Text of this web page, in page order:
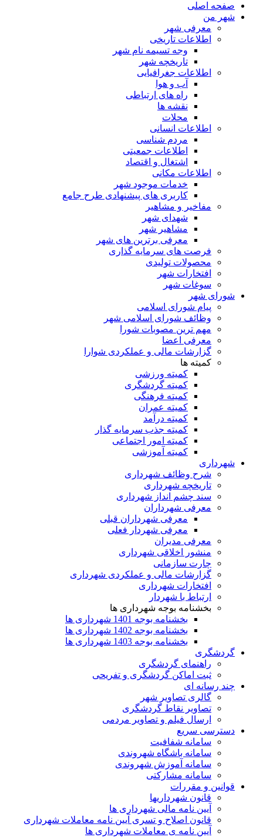
صفحه اصلی
شهر من
معرفی شهر
اطلاعات تاریخی
وجه تسیمه نام شهر
تاریخچه شهر
اطلاعات جغرافیایی
آب و هوا
راه های ارتباطی
نقشه ها
محلات
اطلاعات انسانی
مردم شناسی
اطلاعات جمعیتی
اشتغال و اقتصاد
اطلاعات مکانی
خدمات موجود شهر
کاربری های پیشنهادی طرح جامع
مفاخیر و مشاهیر
شهدای شهر
مشاهیر شهر
معرفی برترین های شهر
فرصت های سرمایه گذاری
محصولات تولیدی
افتخارات شهر
سوغات شهر
شورای شهر
پیام شورای اسلامی
وظائف شورای اسلامی شهر
مهم ترین مصوبات شورا
معرفی اعضا
گزارشات مالی و عملکردی شوارا
کمیته ها
کمیته ورزشی
کمیته گردشگری
کمیته فرهنگی
کمیته عمران
کمیته درآمد
کمیته جذب سرمایه گذار
کمیته امور اجتماعی
کمیته آموزشی
شهرداری
شرح وظائف شهرداری
تاریخچه شهرداری
سند چشم انداز شهرداری
معرفی شهرداران
معرفی شهرداران قبلی
معرفی شهردار فعلی
معرفی مدیران
منشور اخلاقی شهرداری
چارت سازمانی
گزارشات مالی و عملکردی شهرداری
افتخارات شهرداری
ارتباط با شهردار
بخشنامه بوجه شهرداری ها
بخشنامه بوجه 1401 شهرداری ها
بخشنامه بوجه 1402 شهرداری ها
بخشنامه بوجه 1403 شهرداری ها
گردشگری
راهنمای گردشگری
ثبت اماکن گردشگری و تفریحی
چند رسانه ای
گالری تصاویر شهر
تصاویر نقاط گردشگری
ارسال فیلم و تصاویر مردمی
دسترسی سریع
سامانه شفافیت
سامانه باشگاه شهروندی
سامانه آموزش شهروندی
سامانه مشارکتی
قوانین و مقررات
قانون شهرداریها
آیین نامه مالی شهرداری ها
قانون اصلاح و تسری آیین نامه معاملات شهرداری
آیین نامه ی معاملات شهرداری ها